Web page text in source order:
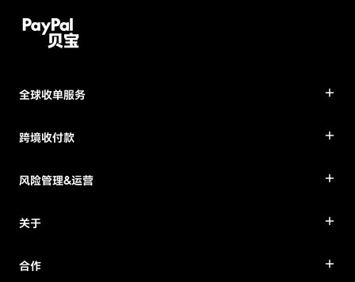
全球收单服务
跨境收付款
风险管理&运营
关于
合作